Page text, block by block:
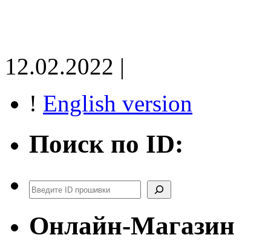
12.02.2022 |
! English version
Поиск по ID:
Поиск
Онлайн-Магазин